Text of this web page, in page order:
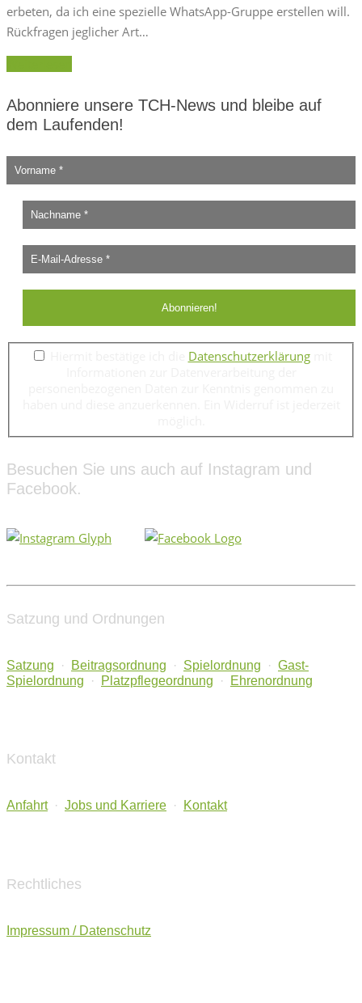
erbeten, da ich eine spezielle WhatsApp-Gruppe erstellen will.
Rückfragen jeglicher Art…
Abonniere unsere TCH-News und bleibe auf
dem Laufenden!
Datenschutzerklärungmit
Besuchen Sie uns auch auf Instagram und
Facebook.
Satzung und Ordnungen
Satzung · Beitragsordnung · Spielordnung · Gast-
Spielordnung
· Platzpflegeordnung · Ehrenordnung
Kontakt
Anfahrt · Jobs und Karriere · Kontakt
Rechtliches
Impressum / Datenschutz